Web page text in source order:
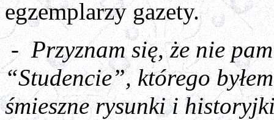
egzemplarzy gazety.
- Przyznam się, że nie
“Studencie”, którego
śmieszne rysunki i